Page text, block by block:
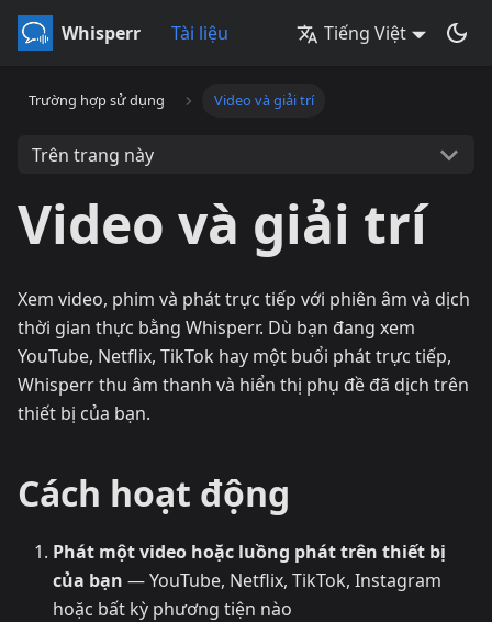
Whisperr Tài liệu Tiếng Việt
Trường hợp sử dụng Video và giải trí
Trên trang này
Video và giải trí
Xem video, phim và phát trực tiếp với phiên âm và dịch
thời gian thực bằng Whisperr. Dù bạn đang xem
YouTube, Netflix, TikTok hay một buổi phát trực tiếp,
Whisperr thu âm thanh và hiển thị phụ đề đã dịch trên
thiết bị của bạn.
Cách hoạt động
Phát một video hoặc luồng phát trên thiết bị
của bạn — YouTube, Netflix, TikTok, Instagram
hoặc bất kỳ phương tiện nào